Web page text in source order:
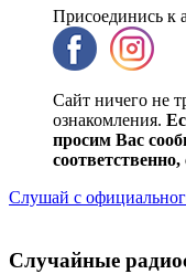
Присоединись к
Сайт ничего не
ознакомления.
просим Вас
Слушай с
Случайные